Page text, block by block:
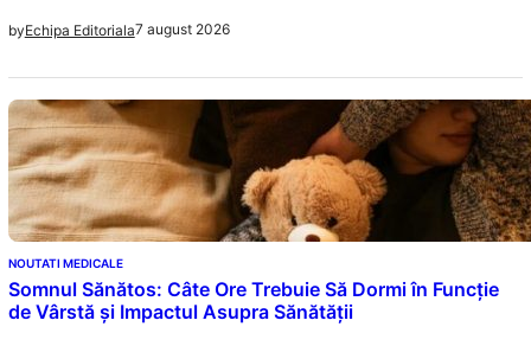
byEchipa Editoriala7 august 2026
NOUTATI MEDICALE
Somnul Sănătos: Câte Ore Trebuie Să Dormi în Funcție
de Vârstă și Impactul Asupra Sănătății